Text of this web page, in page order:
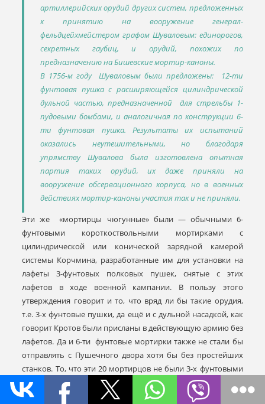
артиллерийских орудий других систем, предложенных
к принятию на вооружение генерал-
фельдцейхмейстером графом Шуваловым: единорогов,
секретных гаубиц, и орудий, похожих по
предназначению на Бишевские мортир-каноны.
В 1756-м году Шуваловым были предложены: 12-ти
фунтовая пушка с расширяющейся цилиндрической
дульной частью, предназначенной для стрельбы 1-
пудовыми бомбами, и аналогичная по конструкции 6-
ти фунтовая пушка. Результаты их испытаний
оказались неутешительными, но благодаря
упрямству Шувалова была изготовлена опытная
партия таких орудий, их даже приняли на
вооружение обсервационного корпуса, но в военных
действиях мортир-каноны участия так и не приняли.
Эти же «мортирцы чюгунные» были — обычными 6-
фунтовыми короткоствольными мортирками с
цилиндрической или конической зарядной камерой
системы Корчмина, разработанные им для установки на
лафеты 3-фунтовых полковых пушек, снятые с этих
лафетов в ходе военной кампании. В пользу этого
утверждения говорит и то, что вряд ли бы такие орудия,
т.е. 3-х фунтовые пушки, да ещё и с дульной насадкой, как
говорит Кротов были присланы в действующую армию без
лафетов. Да и 6-ти фунтовые мортирки также не стали бы
отправлять с Пушечного двора хотя бы без простейших
станков. То, что эти 20 мортирцов не были 3-х фунтовыми
пушками с насадками можно судить по тому, что
артиллерийские мастеровые в течение недели никак не